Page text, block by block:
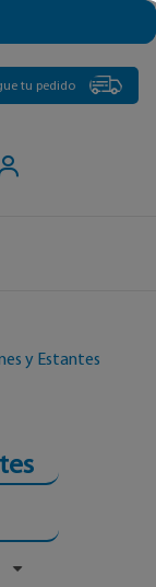
tu pedido
y Estantes